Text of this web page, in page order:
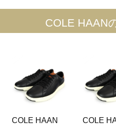
COLE HAAN
COLE HAAN COLE